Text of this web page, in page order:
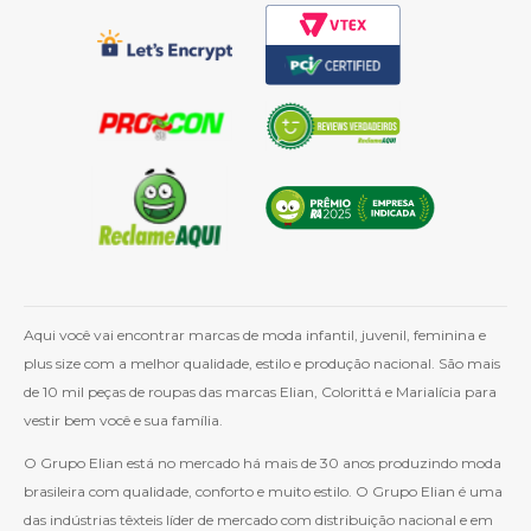
Aqui você vai encontrar marcas de moda infantil, juvenil, feminina e
plus size com a melhor qualidade, estilo e produção nacional. São mais
de 10 mil peças de roupas das marcas Elian, Colorittá e Marialícia para
vestir bem você e sua família.
O Grupo Elian está no mercado há mais de 30 anos produzindo moda
brasileira com qualidade, conforto e muito estilo. O Grupo Elian é uma
das indústrias têxteis líder de mercado com distribuição nacional e em